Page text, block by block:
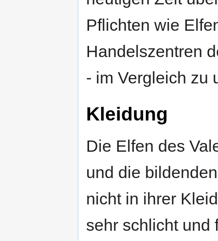
Pflichten wie
Handelszentren
- im Vergleich zu
Kleidung
Die Elfen des
und die
nicht in ihrer
sehr schlicht und